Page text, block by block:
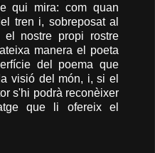
qui mira: com quan
tren i, sobreposat al
el nostre propi rostre
manera el poeta
del poema que
visió del món, i, si el
s'hi podrà reconèixer
que li ofereix el